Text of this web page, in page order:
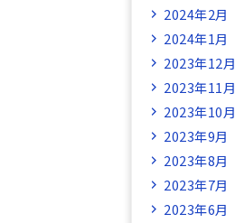
2024年2月
2024年1月
2023年12月
2023年11月
2023年10月
2023年9月
2023年8月
2023年7月
2023年6月